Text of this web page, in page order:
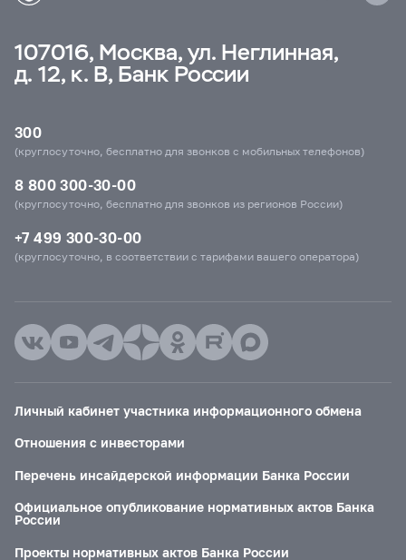
107016, Москва, ул. Неглинная,
д. 12, к. В, Банк России
300
(круглосуточно, бесплатно для звонков с мобильных телефонов)
8 800 300-30-00
(круглосуточно, бесплатно для звонков из регионов России)
+7 499 300-30-00
(круглосуточно, в соответствии с тарифами вашего оператора)
Личный кабинет участника информационного обмена
Отношения с инвесторами
Перечень инсайдерской информации Банка России
Официальное опубликование нормативных актов Банка
России
Проекты нормативных актов Банка России